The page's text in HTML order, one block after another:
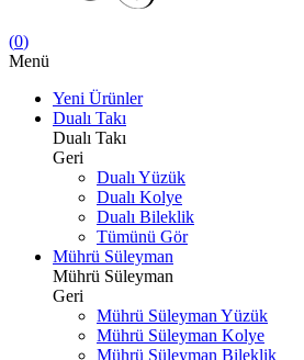
(0)
Menü
Yeni Ürünler
Dualı Takı
Dualı Takı
Geri
Dualı Yüzük
Dualı Kolye
Dualı Bileklik
Tümünü Gör
Mührü Süleyman
Mührü Süleyman
Geri
Mührü Süleyman Yüzük
Mührü Süleyman Kolye
Mührü Süleyman Bileklik